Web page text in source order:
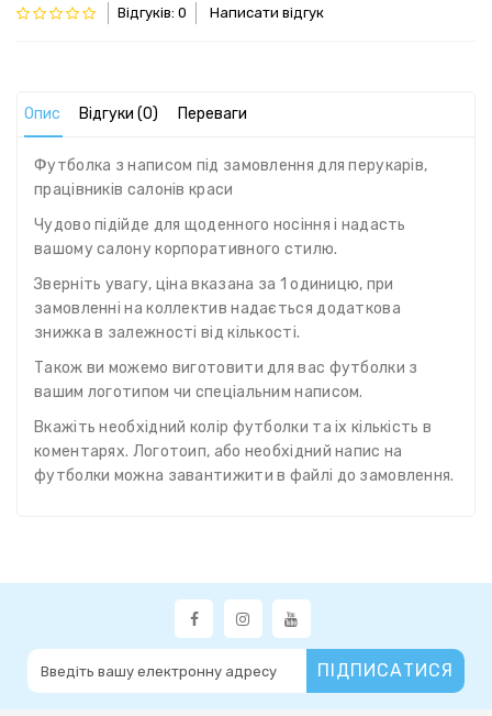
Відгуків: 0 Написати відгук
Опис Відгуки (0) Переваги
Футболка з написом під замовлення для перукарів,
працівників салонів краси
Чудово підійде для щоденного носіння і надасть
вашому салону корпоративного стилю.
Зверніть увагу, ціна вказана за 1 одиницю, при
замовленні на коллектив надається додаткова
знижка в залежності від кількості.
Також ви можемо виготовити для вас футболки з
вашим логотипом чи спеціальним написом.
Вкажіть необхідний колір футболки та іх кількість в
коментарях. Логотоип, або необхідний напис на
футболки можна завантижити в файлі до замовлення.
ПІДПИСАТИСЯ